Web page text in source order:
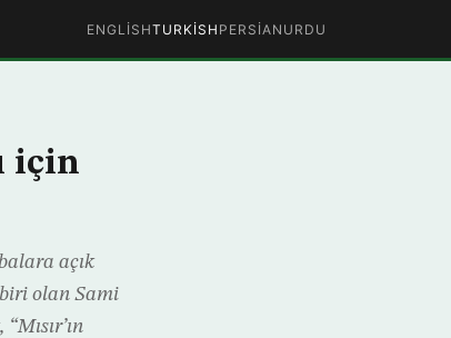
ENGLISHTURKISH PERSIAN URDU
için
açık
olan Sami